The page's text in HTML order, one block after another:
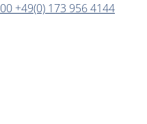
+49(0) 173 956 4144